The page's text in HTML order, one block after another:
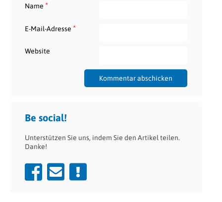
Name *
E-Mail-Adresse *
Website
Be social!
Unterstützen Sie uns, indem Sie den Artikel teilen.
Danke!